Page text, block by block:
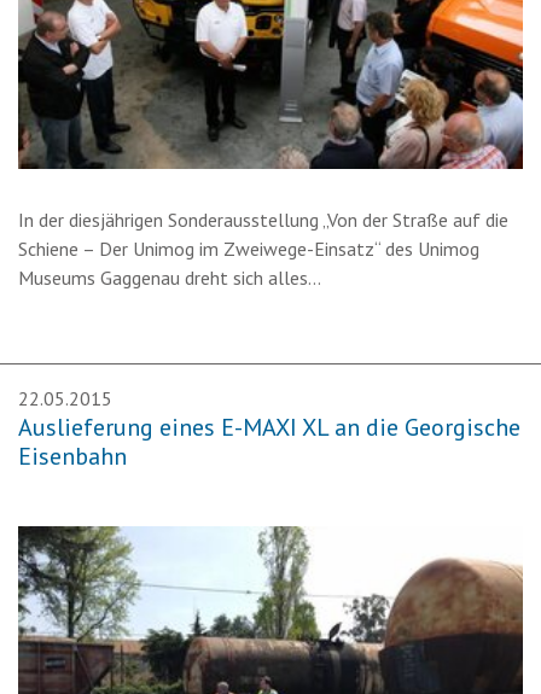
In der diesjährigen Sonderausstellung „Von der Straße auf die
Schiene – Der Unimog im Zweiwege-Einsatz“ des Unimog
Museums Gaggenau dreht sich alles…
22.05.2015
Auslieferung eines E-MAXI XL an die Georgische
Eisenbahn